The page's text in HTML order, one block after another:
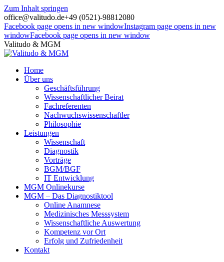
Zum Inhalt springen
office@valitudo.de+49 (0521)-98812080
Facebook page opens in new windowInstagram page opens in new
windowFacebook page opens in new window
Valitudo & MGM
Home
Über uns
Geschäftsführung
Wissenschaftlicher Beirat
Fachreferenten
Nachwuchswissenschaftler
Philosophie
Leistungen
Wissenschaft
Diagnostik
Vorträge
BGM/BGF
IT Entwicklung
MGM Onlinekurse
MGM – Das Diagnostiktool
Online Anamnese
Medizinisches Messsystem
Wissenschaftliche Auswertung
Kompetenz vor Ort
Erfolg und Zufriedenheit
Kontakt